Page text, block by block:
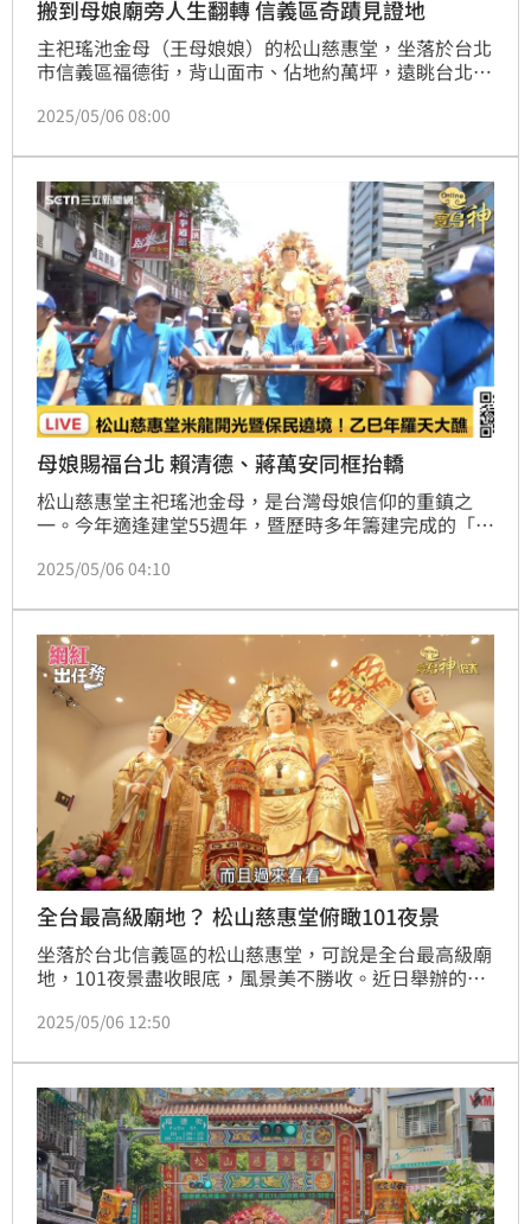
搬到母娘廟旁人生翻轉 信義區奇蹟見證地
主祀瑤池金母（王母娘娘）的松山慈惠堂，坐落於台北
市信義區福德街，背山面市、佔地約萬坪，遠眺台北
一。如今香火鼎盛、廟貌宏偉的慈惠堂，55年前卻是從
2025/05/06 08:00
母娘賜福台北 賴清德、蔣萬安同框抬轎
松山慈惠堂主祀瑤池金母，是台灣母娘信仰的重鎮之
一。今年適逢建堂55週年，暨歷時多年籌建完成的「母
4月19日進行文化館落成揭匾儀式，以及母娘保民遶境
《寶島神很大》直播團隊也前進信義區，記錄母娘出巡
賜福的神聖時刻。
2025/05/06 04:10
全台最高級廟地？ 松山慈惠堂俯瞰101夜景
坐落於台北信義區的松山慈惠堂，可說是全台最高級廟
地，101夜景盡收眼底，風景美不勝收。近日舉辦的台
北台灣年度盛會，4月19日舉辦母娘保民遶境與母娘文
席，爲號稱北台最大八萬斤的巨型米龍開光點睛，儀式
可說是莊嚴隆重。
2025/05/06 12:50